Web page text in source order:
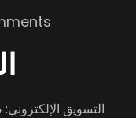
التسويق